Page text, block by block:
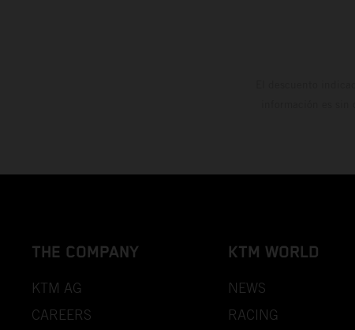
THE COMPANY
KTM AG
CAREERS
KTM WORLD
NEWS
RACING